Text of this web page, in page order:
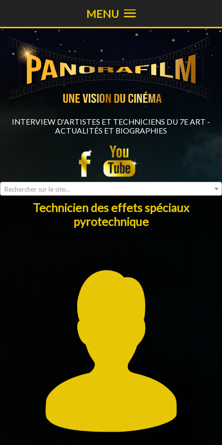
INTERVIEW D'ARTISTES ET TECHNICIENS DU 7E ART -
ACTUALITÉS ET BIOGRAPHIES
Rechercher sur le site...
MENU
Technicien des effets spéciaux
pyrotechnique